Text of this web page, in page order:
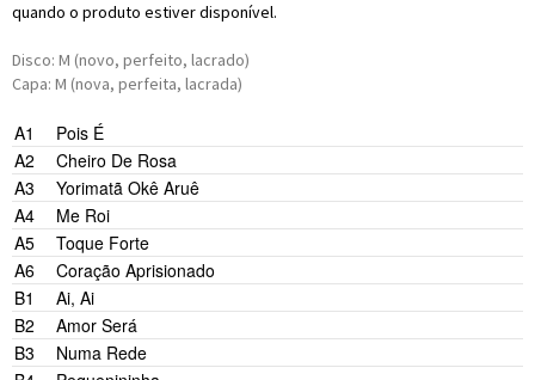
quando o produto estiver disponível.
Disco: M (novo, perfeito, lacrado)
Capa: M (nova, perfeita, lacrada)
A1
Pois É
A2
Cheiro De Rosa
A3
Yorimatã Okê Aruê
A4
Me Roi
A5
Toque Forte
A6
Coração Aprisionado
B1
Ai, Ai
B2
Amor Será
B3
Numa Rede